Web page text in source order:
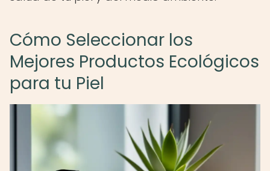
Cómo Seleccionar los
Mejores Productos Ecológicos
para tu Piel